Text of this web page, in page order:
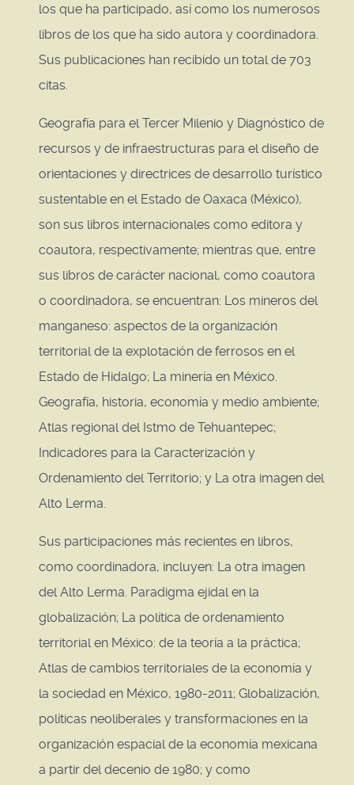
los que ha participado, así como los numerosos
libros de los que ha sido autora y coordinadora.
Sus publicaciones han recibido un total de 703
citas.
Geografía para el Tercer Milenio y Diagnóstico de
recursos y de infraestructuras para el diseño de
orientaciones y directrices de desarrollo turístico
sustentable en el Estado de Oaxaca (México),
son sus libros internacionales como editora y
coautora, respectivamente; mientras que, entre
sus libros de carácter nacional, como coautora
o coordinadora, se encuentran: Los mineros del
manganeso: aspectos de la organización
territorial de la explotación de ferrosos en el
Estado de Hidalgo; La minería en México.
Geografía, historia, economía y medio ambiente;
Atlas regional del Istmo de Tehuantepec;
Indicadores para la Caracterización y
Ordenamiento del Territorio; y La otra imagen del
Alto Lerma.
Sus participaciones más recientes en libros,
como coordinadora, incluyen: La otra imagen
del Alto Lerma. Paradigma ejidal en la
globalización; La política de ordenamiento
territorial en México: de la teoría a la práctica;
Atlas de cambios territoriales de la economía y
la sociedad en México, 1980-2011; Globalización,
políticas neoliberales y transformaciones en la
organización espacial de la economía mexicana
a partir del decenio de 1980; y como